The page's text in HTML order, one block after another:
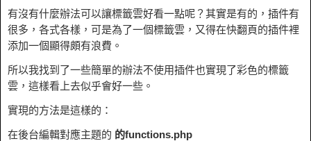
有沒有什麼辦法可以讓標籤雲好看一點呢？其實是有的，插件有
很多，各式各樣，可是為了一個標籤雲，又得在快翻頁的插件裡
添加一個顯得頗有浪費。
所以我找到了一些簡單的辦法不使用插件也實現了彩色的標籤
雲，這樣看上去似乎會好一些。
實現的方法是這樣的：
在後台編輯對應主題的 的functions.php